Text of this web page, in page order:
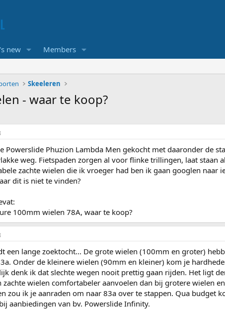
new Members
Skeeleren
- waar te koop?
Powerslide Phuzion Lambda Men gekocht met daaronder de
weg. Fietspaden zorgen al voor flinke trillingen, laat
zachte wielen die ik vroeger had ben ik gaan googlen
dit is niet te vinden?
100mm wielen 78A, waar te koop?
een lange zoektocht... De grote wielen (100mm en groter)
Onder de kleinere wielen (90mm en kleiner) kom je
denk ik dat slechte wegen nooit prettig gaan rijden. Het ligt
zachte wielen comfortabeler aanvoelen dan bij grotere wielen
zou ik je aanraden om naar 83a over te stappen. Qua budget
aanbiedingen van bv. Powerslide Infinity.